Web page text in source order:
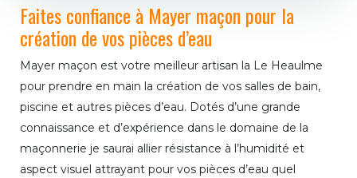
Faites confiance à Mayer maçon pour la
création de vos pièces d’eau
Mayer maçon est votre meilleur artisan la Le Heaulme
pour prendre en main la création de vos salles de bain,
piscine et autres pièces d’eau. Dotés d’une grande
connaissance et d’expérience dans le domaine de la
maçonnerie je saurai allier résistance à l’humidité et
aspect visuel attrayant pour vos pièces d’eau quel